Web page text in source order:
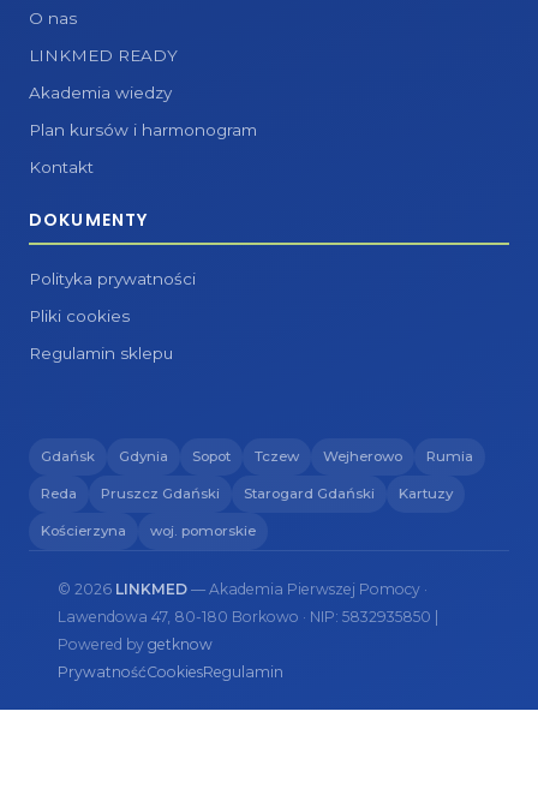
O nas
LINKMED READY
Akademia wiedzy
Plan kursów i harmonogram
Kontakt
DOKUMENTY
Polityka prywatności
Pliki cookies
Regulamin sklepu
Gdańsk Gdynia Sopot Tczew Wejherowo Rumia
Reda Pruszcz Gdański Starogard Gdański Kartuzy
Kościerzyna woj. pomorskie
© 2026 LINKMED — Akademia Pierwszej Pomocy ·
Lawendowa 47, 80-180 Borkowo · NIP: 5832935850 |
Powered by getknow
PrywatnośćCookiesRegulamin